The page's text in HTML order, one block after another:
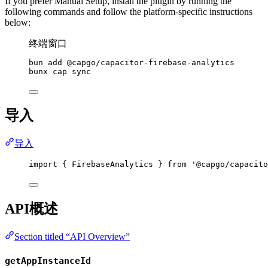
following commands and follow the platform-specific instructions
below:
终端窗口
bun add
@capgo/capacitor-firebase-analytics
bunx
cap sync
导入
导入
import { FirebaseAnalytics } from '@capgo/
API概述
Section titled “API Overview”
getAppInstanceId